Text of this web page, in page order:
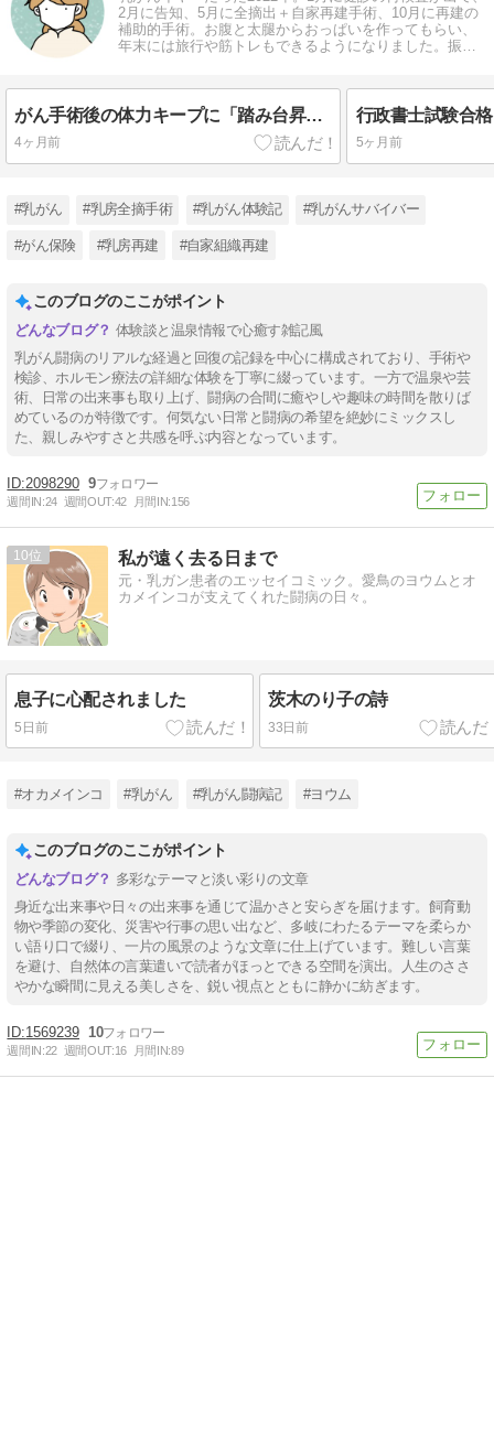
2月に告知、5月に全摘出＋自家再建手術、10月に再建の
補助的手術。お腹と太腿からおっぱいを作ってもらい、
年末には旅行や筋トレもできるようになりました。振り
がん手術後の体力キープに「踏み台昇降運動」
4ヶ月前 5ヶ月前
#乳がん #乳房全摘手術 #乳がん体験記 #乳がんサバイバー
#がん保険 #乳房再建 #自家組織再建
このブログのここがポイント
体験談と温泉情報で心癒す雑記風
乳がん闘病のリアルな経過と回復の記録を中心に構成されており、手術や
検診、ホルモン療法の詳細な体験を丁寧に綴っています。一方で温泉や芸
術、日常の出来事も取り上げ、闘病の合間に癒やしや趣味の時間を散りば
めているのが特徴です。何気ない日常と闘病の希望を絶妙にミックスし
た、親しみやすさと共感を呼ぶ内容となっています。
2098290 9
週間IN:24 週間OUT:42 月間IN:156
10 私が遠く去る日まで
元・乳ガン患者のエッセイコミック。愛鳥のヨウムとオ
カメインコが支えてくれた闘病の日々。
息子に心配されました
5日前
茨木のり子の詩
33日前
#オカメインコ #乳がん #乳がん闘病記 #ヨウム
このブログのここがポイント
多彩なテーマと淡い彩りの文章
身近な出来事や日々の出来事を通じて温かさと安らぎを届けます。飼育動
物や季節の変化、災害や行事の思い出など、多岐にわたるテーマを柔らか
い語り口で綴り、一片の風景のような文章に仕上げています。難しい言葉
を避け、自然体の言葉遣いで読者がほっとできる空間を演出。人生のささ
やかな瞬間に見える美しさを、鋭い視点とともに静かに紡ぎます。
1569239 10
週間IN:22 週間OUT:16 月間IN:89